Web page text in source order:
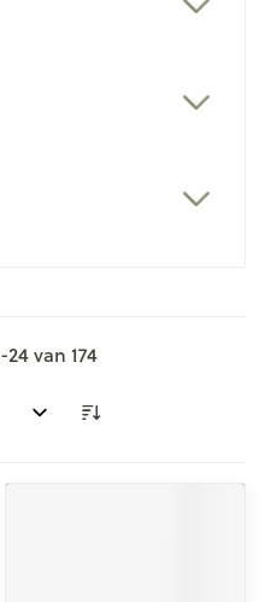
-24van 174